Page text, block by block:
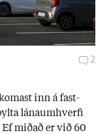
2
inn á fast­
lánaum­hverfi
mið­að er við 60